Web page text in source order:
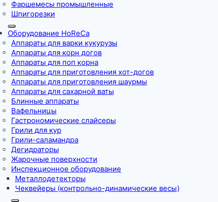
Фаршемесы промышленные
Шпигорезки
Оборудование HoReCa
Аппараты для варки кукурузы
Аппараты для корн догов
Аппараты для поп корна
Аппараты для приготовления хот-догов
Аппараты для приготовления шаурмы
Аппараты для сахарной ваты
Блинные аппараты
Вафельницы
Гастрономические слайсеры
Грили для кур
Грили-саламандра
Дегидраторы
Жарочные поверхности
Инспекционное оборудование
Металлодетекторы
Чеквейеры (контрольно-динамические весы)